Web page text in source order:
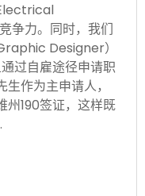
争力。同时，我们
Designer）
过自雇途径申请职
作为主申请人，
州190签证，这样既